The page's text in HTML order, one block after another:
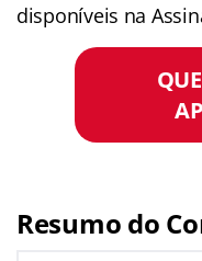
disponíveis na
Resumo do